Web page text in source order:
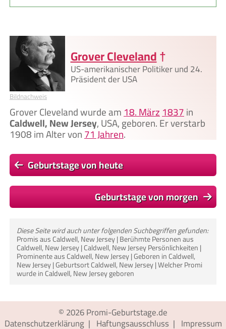
Bildnachweis
Grover Cleveland†
US-amerikanischer Politiker und 24.
Präsident der USA
Grover Cleveland wurde am18. März1837in
Caldwell, New Jersey, USA, geboren. Er verstarb
1908 im Alter von71 Jahren.
Geburtstage von heute
Geburtstage von morgen
Diese Seite wird auch unter folgenden Suchbegriffen gefunden:
Promis aus Caldwell, New Jersey | Berühmte Personen aus
Caldwell, New Jersey | Caldwell, New Jersey Persönlichkeiten |
Prominente aus Caldwell, New Jersey | Geboren in Caldwell,
New Jersey | Geburtsort Caldwell, New Jersey | Welcher Promi
wurde in Caldwell, New Jersey geboren
© 2026Promi-Geburtstage.de
Datenschutzerklärung| Haftungsausschluss | Impressum